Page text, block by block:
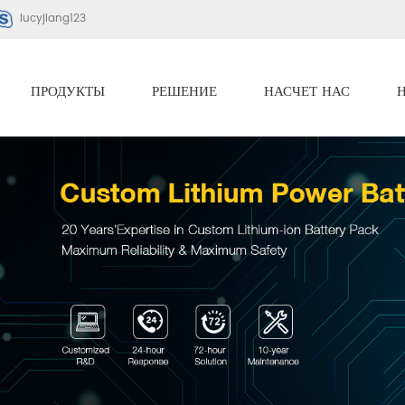
lucyjiang123
ПРОДУКТЫ РЕШЕНИЕ НАСЧЕТ НАС